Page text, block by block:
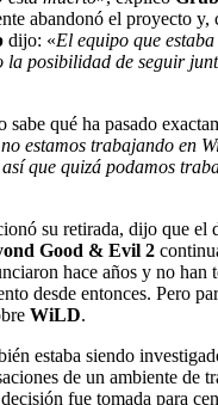
abandonó el proyecto y,
dijo: «El equipo que
la posibilidad de seguir
sabe qué ha pasado
no estamos trabajando en
que quizá podamos
su retirada, dijo que el
Good & Evil 2
hace años y no han
desde entonces. Pero
WiLD.
estaba siendo
de un ambiente de
fue tomada para